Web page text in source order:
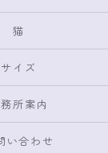
猫
サイズ
所案内
い合わせ